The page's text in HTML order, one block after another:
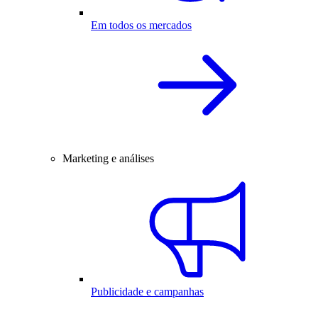
Em todos os mercados
Marketing e análises
Publicidade e campanhas